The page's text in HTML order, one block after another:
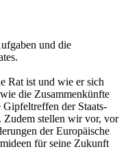
und die
Rat ist und wie er sich
die Zusammenkünfte
Gipfeltreffen der Staats-
Zudem stellen wir vor, vor
der Europäische
für seine Zukunft